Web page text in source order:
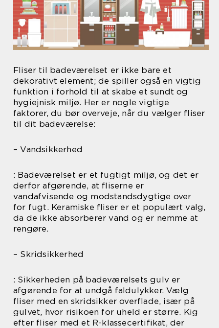
Fliser til badeværelset er ikke bare et
dekorativt element; de spiller også en vigtig
funktion i forhold til at skabe et sundt og
hygiejnisk miljø. Her er nogle vigtige
faktorer, du bør overveje, når du vælger fliser
til dit badeværelse:
– Vandsikkerhed
: Badeværelset er et fugtigt miljø, og det er
derfor afgørende, at fliserne er
vandafvisende og modstandsdygtige over
for fugt. Keramiske fliser er et populært valg,
da de ikke absorberer vand og er nemme at
rengøre.
– Skridsikkerhed
: Sikkerheden på badeværelsets gulv er
afgørende for at undgå faldulykker. Vælg
fliser med en skridsikker overflade, især på
gulvet, hvor risikoen for uheld er større. Kig
efter fliser med et R-klassecertifikat, der